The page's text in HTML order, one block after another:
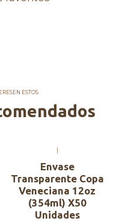
amor <3
ESTOS
|
Envase
Transparente Copa
Veneciana 12oz
(354ml) X50
Unidades